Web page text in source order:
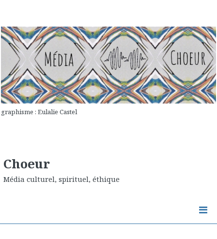
graphisme : Eulalie Castel
Choeur
Média culturel, spirituel, éthique